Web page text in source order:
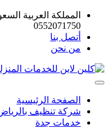
المملكة العربية
0552071750
أتصل بنا
من نحن
الصفحة الرئيسية
شركة تنظيف
خدمات جدة